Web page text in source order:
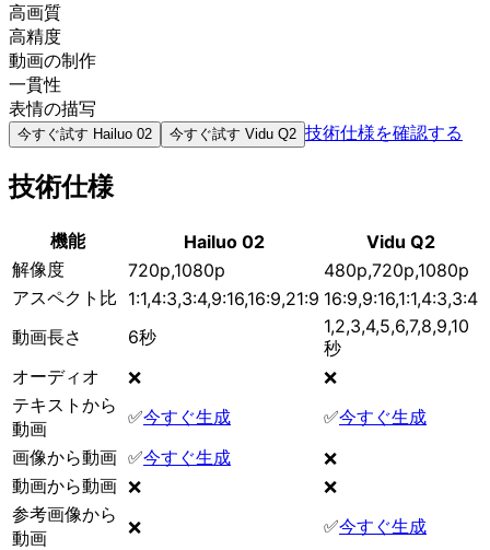
高画質
高精度
動画の制作
一貫性
表情の描写
今すぐ試す Hailuo 02 今すぐ試す Vidu Q2 技術仕様を確認する
技術仕様
機能 Hailuo 02
Vidu Q2
解像度
720p,1080p
480p,720p,1080p
アスペクト比 1:1,4:3,3:4,9:16,16:9,21:9 16:9,9:16,1:1,4:3,3:4
動画長さ
6秒
1,2,3,4,5,6,7,8,9,10
秒
オーディオ
❌
❌
テキストから
動画
✅今すぐ生成 ✅今すぐ生成
画像から動画 ✅今すぐ生成
❌
動画から動画 ❌
❌
参考画像から
動画
❌ ✅今すぐ生成